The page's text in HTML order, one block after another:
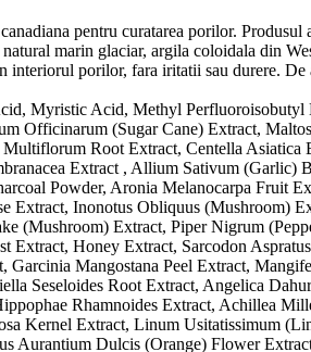
pentru curatarea porilor.
marin glaciar, argila coloidala din
porilor, fara iritatii sau durere.
Myristic Acid, Methyl
Officinarum (Sugar Cane) Extract,
Root Extract, Centella
Extract , Allium Sativum
Powder, Aronia Melanocarpa Fruit
Extract, Inonotus Obliquus (Mushroom)
(Mushroom) Extract, Piper Nigrum
Extract, Honey Extract, Sarcodon
Mangostana Peel Extract,
Seseloides Root Extract, Angelica
Rhamnoides Extract, Achillea
Kernel Extract, Linum Usitatissimum
Aurantium Dulcis (Orange) Flower